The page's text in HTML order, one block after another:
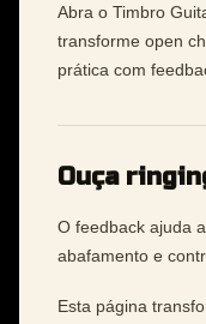
Abra o Timbro
transforme open
prática com
Ouça
O feedback ajuda
abafamento e
Esta página